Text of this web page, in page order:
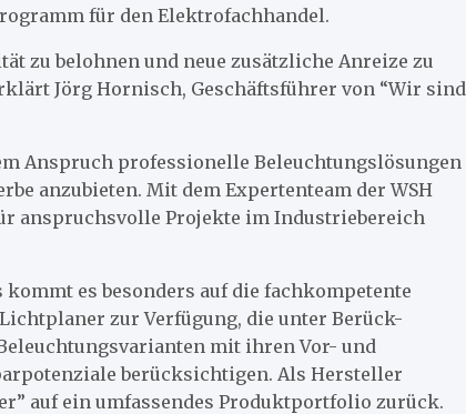
für den Elektrofachhandel.
zu belohnen und neue zusätzliche Anreize zu
Jörg Hornisch, Geschäftsführer von “Wir sind
Anspruch professionelle Beleuchtungslösungen
anzubieten. Mit dem Expertenteam der WSH
anspruchsvolle Projekte im Industriebereich
es besonders auf die fachkompetente
zur Verfügung, die unter Berück-
mit ihren Vor- und
berücksichtigen. Als Hersteller
auf ein umfassendes Produktportfolio zurück.